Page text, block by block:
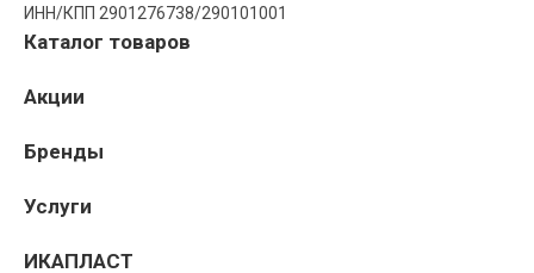
ИНН/КПП 2901276738/290101001
Каталог товаров
Акции
Бренды
Услуги
ИКАПЛАСТ